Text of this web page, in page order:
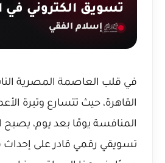
تسويق الكتروني في
إسلام الفقي
في قلب العاصمة المصرية
القاهرة، حيث تتسارع وتيرة
المنافسة يومًا بعد يوم،
تسويقي رقمي قادر على إحداث